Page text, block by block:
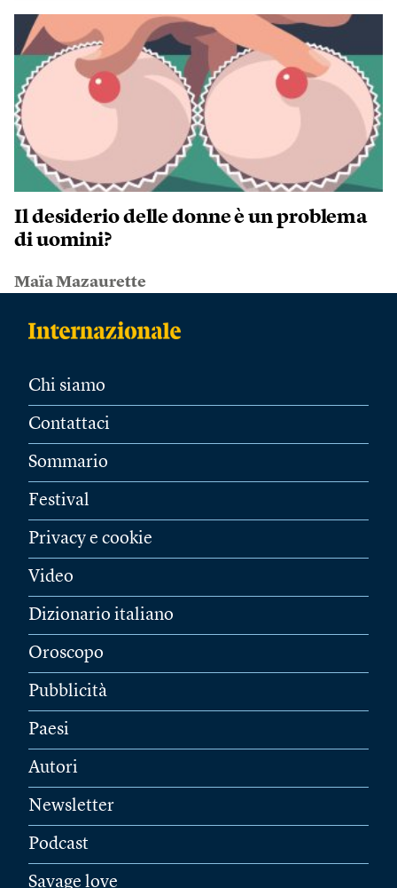
Il desiderio delle donne è un problema
di uomini?
Maïa Mazaurette
Chi siamo
Contattaci
Sommario
Festival
Privacy e cookie
Video
Dizionario italiano
Oroscopo
Pubblicità
Paesi
Autori
Newsletter
Podcast
Savage love